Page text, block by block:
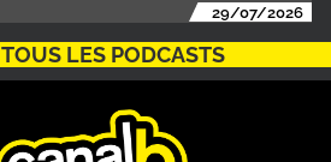
29/07/2026
TOUS LES PODCASTS